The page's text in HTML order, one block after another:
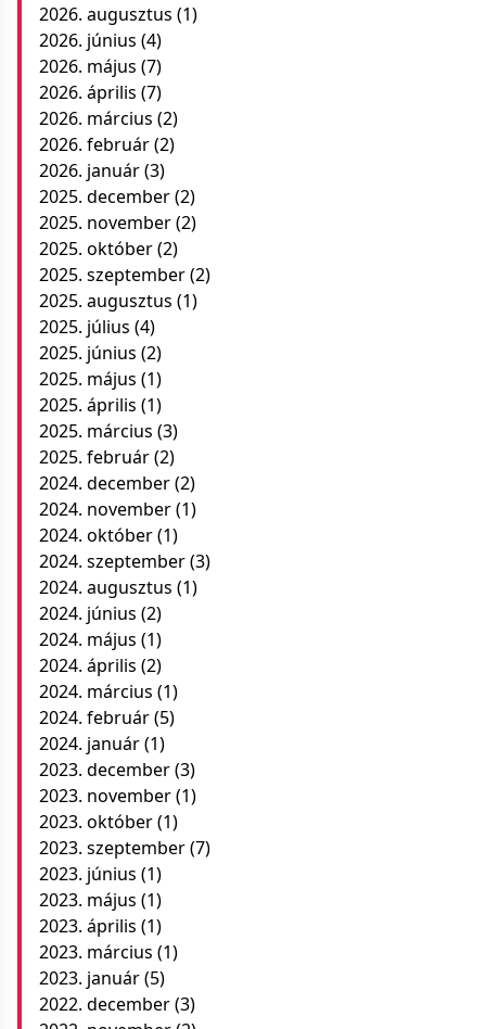
2026. augusztus (1)
2026. június (4)
2026. május (7)
2026. április (7)
2026. március (2)
2026. február(2)
2026. január(3)
2025. december(2)
2025. november(2)
2025. október(2)
2025. szeptember(2)
2025. augusztus (1)
2025. július (4)
2025. június (2)
2025. május (1)
2025. április (1)
2025. március (3)
2025. február(2)
2024. december(2)
2024. november(1)
2024. október(1)
2024. szeptember(3)
2024. augusztus (1)
2024. június (2)
2024. május (1)
2024. április (2)
2024. március (1)
2024. február(5)
2024. január(1)
2023. december(3)
2023. november(1)
2023. október(1)
2023. szeptember(7)
2023. június (1)
2023. május (1)
2023. április (1)
2023. március (1)
2023. január(5)
2022. december(3)